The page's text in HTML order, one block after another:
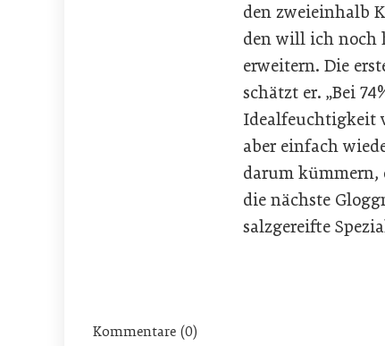
den zweieinhalb
den will ich noch
erweitern. Die
schätzt er. „Bei
Idealfeuchtigkeit
aber einfach
darum kümmern,
die nächste
salzgereifte
Kommentare (0)